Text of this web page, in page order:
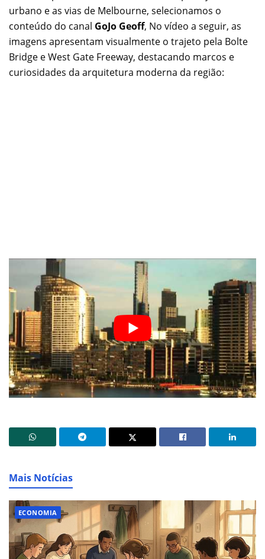
urbano e as vias de Melbourne, selecionamos o
conteúdo do canal GoJo Geoff, No vídeo a seguir, as
imagens apresentam visualmente o trajeto pela Bolte
Bridge e West Gate Freeway, destacando marcos e
curiosidades da arquitetura moderna da região:
Mais Notícias
ECONOMIA